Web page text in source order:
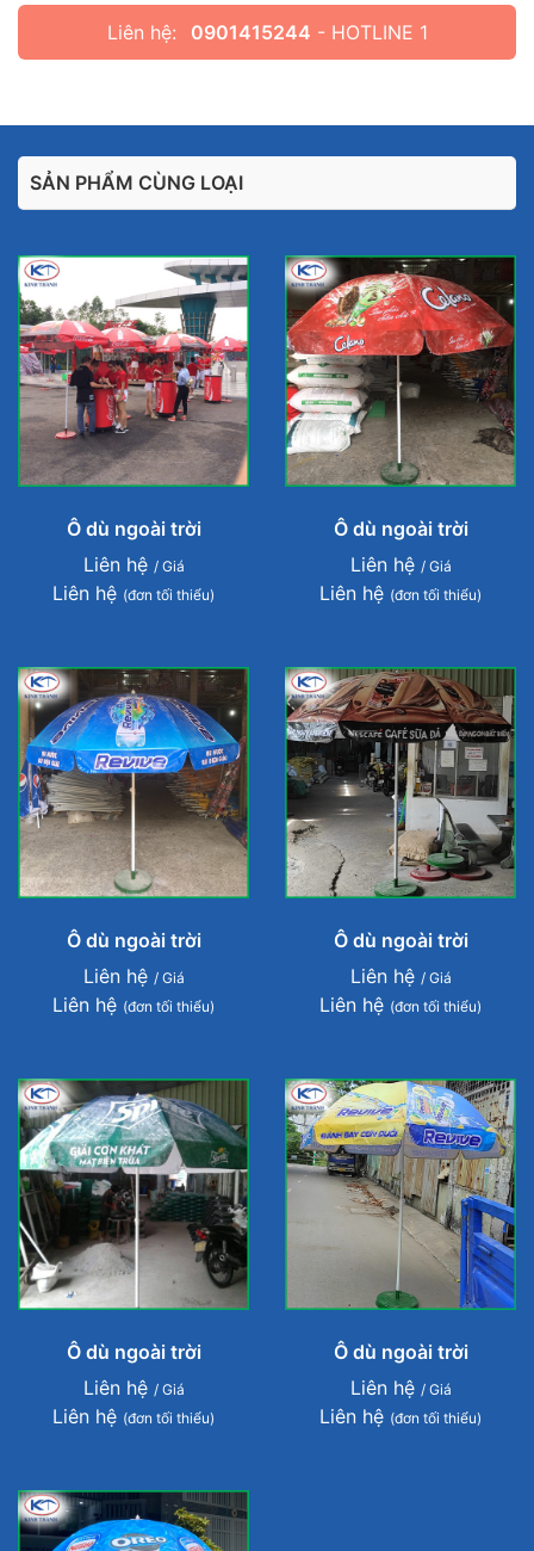
Liên hệ: 0901415244 - HOTLINE 1
SẢN PHẨM CÙNG LOẠI
Ô dù ngoài trời
Liên hệ / Giá
Liên hệ (đơn tối thiểu)
Ô dù ngoài trời
Liên hệ / Giá
Liên hệ (đơn tối thiểu)
Ô dù ngoài trời
Liên hệ / Giá
Liên hệ (đơn tối thiểu)
Ô dù ngoài trời
Liên hệ / Giá
Liên hệ (đơn tối thiểu)
Ô dù ngoài trời
Liên hệ / Giá
Liên hệ (đơn tối thiểu)
Ô dù ngoài trời
Liên hệ / Giá
Liên hệ (đơn tối thiểu)